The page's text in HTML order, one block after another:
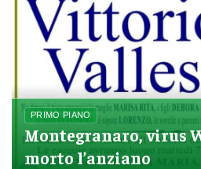
PRIMO PIANO
Montegranaro, virus
morto l’anziano